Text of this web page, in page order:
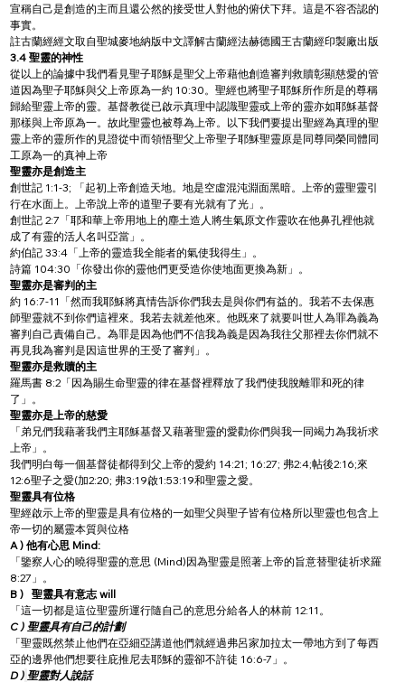
宣稱自己是創造的主而且還公然的接受世人對他的俯伏下拜。這是不容否認的
事實。
註古蘭經經文取自聖城麥地納版中文譯解古蘭經法赫德國王古蘭經印製廠出版
3.4 聖靈的神性
從以上的論據中我們看見聖子耶穌是聖父上帝藉他創造審判救贖彰顯慈愛的管
道因為聖子耶穌與父上帝原為一約 10:30。聖經也將聖子耶穌所作所是的尊稱
歸給聖靈上帝的靈。基督教從已啟示真理中認識聖靈或上帝的靈亦如耶穌基督
那樣與上帝原為一。故此聖靈也被尊為上帝。以下我們要提出聖經為真理的聖
靈上帝的靈所作的見證從中而領悟聖父上帝聖子耶穌聖靈原是同尊同榮同體同
工原為一的真神上帝
聖靈亦是創造主
創世記 1:1-3; 「起初上帝創造天地。地是空虛混沌淵面黑暗。上帝的靈聖靈引
行在水面上。上帝說上帝的道聖子要有光就有了光」。
創世記 2:7「耶和華上帝用地上的塵土造人將生氣原文作靈吹在他鼻孔裡他就
成了有靈的活人名叫亞當」。
約伯記 33:4「上帝的靈造我全能者的氣使我得生」。
詩篇 104:30「你發出你的靈他們更受造你使地面更換為新」。
聖靈亦是審判的主
約 16:7-11「然而我耶穌將真情告訴你們我去是與你們有益的。我若不去保惠
師聖靈就不到你們這裡來。我若去就差他來。他既來了就要叫世人為罪為義為
審判自己責備自己。為罪是因為他們不信我為義是因為我往父那裡去你們就不
再見我為審判是因這世界的王受了審判」。
聖靈亦是救贖的主
羅馬書 8:2「因為賜生命聖靈的律在基督裡釋放了我們使我脫離罪和死的律
了」。
聖靈亦是上帝的慈愛
「弟兄們我藉著我們主耶穌基督又藉著聖靈的愛勸你們與我一同竭力為我祈求
上帝」。
我們明白每一個基督徒都得到父上帝的愛約 14:21; 16:27; 弗2:4;帖後2:16;來
12:6聖子之愛(加2:20; 弗3:19啟1:53:19和聖靈之愛。
聖靈具有位格
聖經啟示上帝的聖靈是具有位格的一如聖父與聖子皆有位格所以聖靈也包含上
帝一切的屬靈本質與位格
A ) 他有心思 Mind:
「鑒察人心的曉得聖靈的意思 (Mind)因為聖靈是照著上帝的旨意替聖徒祈求羅
8:27」。
B )
聖靈具有意志 will
「這一切都是這位聖靈所運行隨自己的意思分給各人的林前 12:11。
C ) 聖靈具有自己的計劃
「聖靈既然禁止他們在亞細亞講道他們就經過弗呂家加拉太一帶地方到了每西
亞的邊界他們想要往庇推尼去耶穌的靈卻不許徒 16:6-7」。
D ) 聖靈對人說話